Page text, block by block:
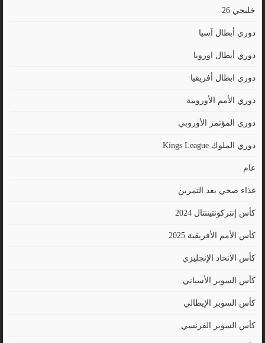
خليجي 26
دوري أبطال آسيا
دوري أبطال اوروبا
دوري ابطال أفريقيا
دوري الأمم الأوروبية
دوري المؤتمر الأوروبي
دوري الملوك Kings League
عام
غذاء صحي بعد التمرين
كأس إنتركونتيننتال 2024
كأس الأمم الأفريقية 2025
كأس الاتحاد الإنجليزي
كأس السوبر الأسباني
كأس السوبر الإيطالي
كأس السوبر الفرنسي